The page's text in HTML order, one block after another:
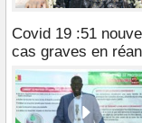
Covid 19 :51
cas graves en